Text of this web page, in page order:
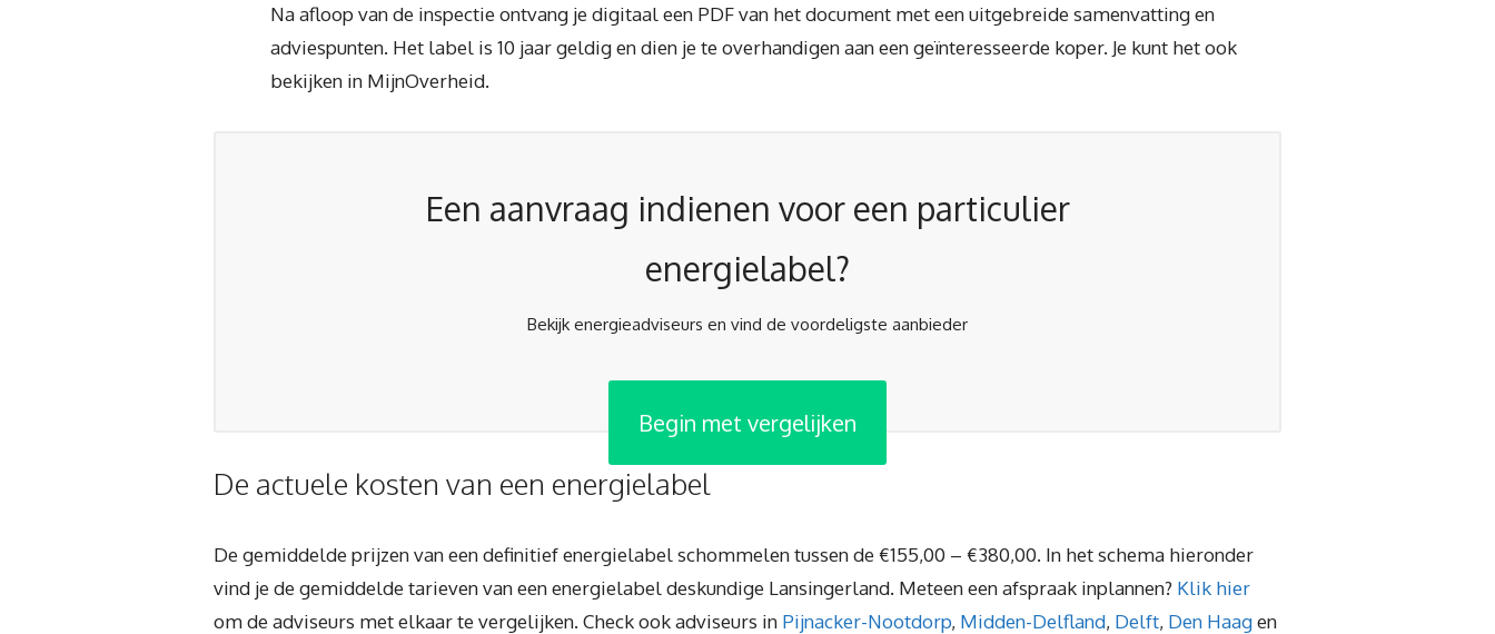
Na afloop van de inspectie ontvang je digitaal een PDF van het document met een uitgebreide samenvatting en
adviespunten. Het label is 10 jaar geldig en dien je te overhandigen aan een geïnteresseerde koper. Je kunt het ook
bekijken in MijnOverheid.
Een aanvraag indienen voor een particulier
energielabel?
Bekijk energieadviseurs en vind de voordeligste aanbieder
Begin met vergelijken
De actuele kosten van een energielabel
De gemiddelde prijzen van een definitief energielabel schommelen tussen de €155,00 – €380,00. In het schema hieronder
vind je de gemiddelde tarieven van een energielabel deskundige Lansingerland. Meteen een afspraak inplannen? Klik hier
om de adviseurs met elkaar te vergelijken. Check ook adviseurs in Pijnacker-Nootdorp, Midden-Delfland, Delft, Den Haagen